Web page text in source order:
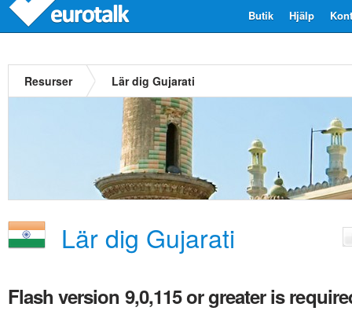
Hjälp
Butik
Resurser Lär dig Gujarati
Lär dig Gujarati
Flash version 9,0,115 or greater is